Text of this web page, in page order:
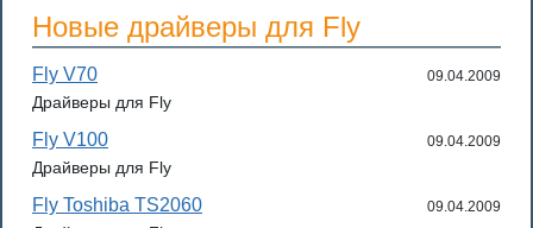
Новые драйверы для Fly
Fly V70 09.04.2009
Драйверы для Fly
Fly V100 09.04.2009
Драйверы для Fly
Fly Toshiba TS2060 09.04.2009